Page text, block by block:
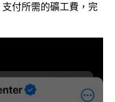
付所需的礦工費，完